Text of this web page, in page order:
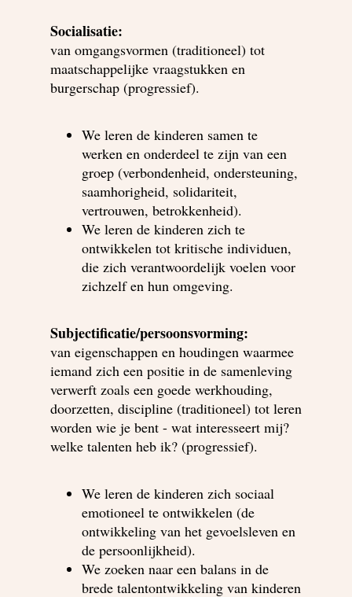
Socialisatie:
van omgangsvormen (traditioneel) tot
maatschappelijke vraagstukken en
burgerschap (progressief).
We leren de kinderen samen te
werken en onderdeel te zijn van een
groep (verbondenheid, ondersteuning,
saamhorigheid, solidariteit,
vertrouwen, betrokkenheid).
We leren de kinderen zich te
ontwikkelen tot kritische individuen,
die zich verantwoordelijk voelen voor
zichzelf en hun omgeving.
Subjectificatie/persoonsvorming:
van eigenschappen en houdingen waarmee
iemand zich een positie in de samenleving
verwerft zoals een goede werkhouding,
doorzetten, discipline (traditioneel) tot leren
worden wie je bent - wat interesseert mij?
welke talenten heb ik? (progressief).
We leren de kinderen zich sociaal
emotioneel te ontwikkelen (de
ontwikkeling van het gevoelsleven en
de persoonlijkheid).
We zoeken naar een balans in de
brede talentontwikkeling van kinderen